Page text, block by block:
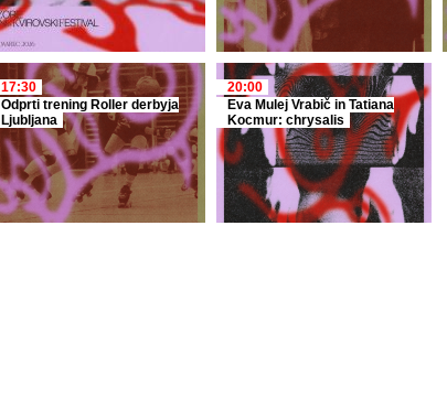
17:30
Odprti trening Roller derbyja
Ljubljana
20:00
Eva Mulej Vrabič in Tatiana
Kocmur: chrysalis